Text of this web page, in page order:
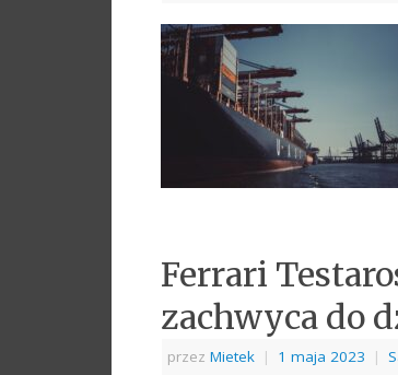
Ferrari
zachwyca do
przez Mietek | 1 maja 2023 |